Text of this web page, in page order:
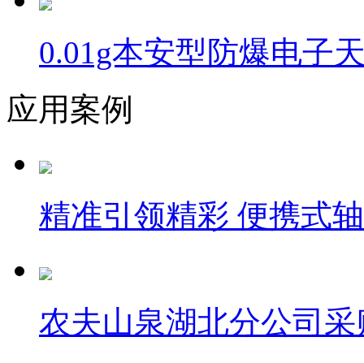
0.01g本安型防爆电子
应用案例
精准引领精彩 便携式
农夫山泉湖北分公司采